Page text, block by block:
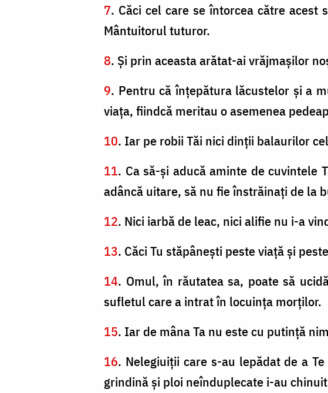
7. Căci cel care se întorcea către acest
Mântuitorul tuturor.
8. Şi prin aceasta arătat-ai vrăjmaşilor
9. Pentru că înţepătura lăcustelor şi a
viaţa, fiindcă meritau o asemenea
10. Iar pe robii Tăi nici dinţii balaurilor
11. Ca să-şi aducă aminte de cuvintele
adâncă uitare, să nu fie înstrăinaţi de la
12. Nici iarbă de leac, nici alifie nu i-a
13. Căci Tu stăpâneşti peste viaţă şi
14. Omul, în răutatea sa, poate să
sufletul care a intrat în locuinţa morţilor.
15. Iar de mâna Ta nu este cu putinţă
16. Nelegiuiţii care s-au lepădat de a
grindină şi ploi neînduplecate i-au